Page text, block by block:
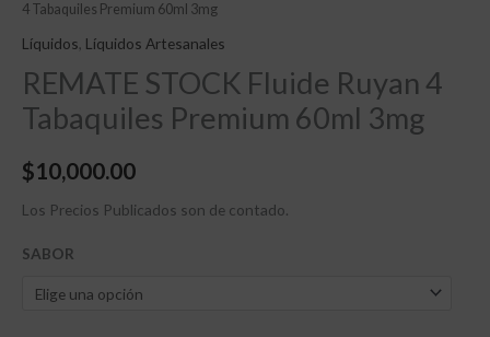
4 Tabaquiles Premium 60ml 3mg
Líquidos Líquidos Artesanales
REMATE STOCK Fluide Ruyan 4
Tabaquiles Premium 60ml 3mg
$10,000.00
Los Precios Publicados son de contado.
SABOR